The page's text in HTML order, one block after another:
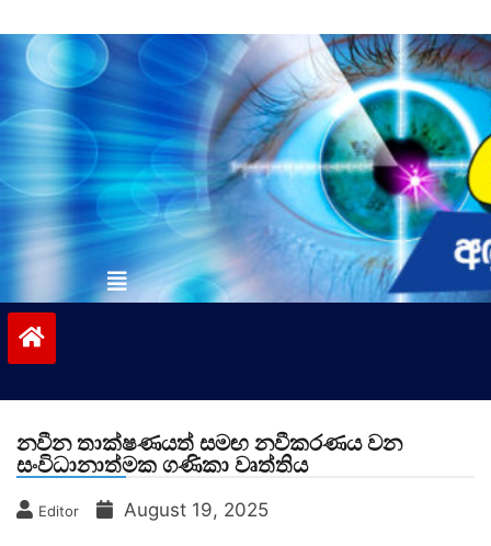
to
contentvinivida.lk
නවීන තාක්ෂණයත් සමඟ නවීකරණය වන
සංවිධානාත්මක ගණිකා වෘත්තිය
Editor August 19, 2025